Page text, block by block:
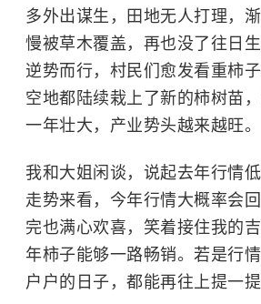
多外出谋生，田地无人打理，
慢被草木覆盖，再也没了往日
逆势而行，村民们愈发看重柿
空地都陆续栽上了新的柿树苗
一年壮大，产业势头越来越旺。
我和大姐闲谈，说起去年行情
走势来看，今年行情大概率会
完也满心欢喜，笑着接住我的
年柿子能够一路畅销。若是行
户户的日子，都能再往上提一提